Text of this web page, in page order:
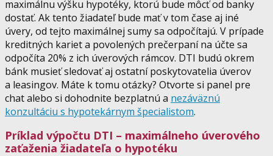
maximálnu výšku hypotéky, ktorú bude môcť od banky
dostať. Ak tento žiadateľ bude mať v tom čase aj iné
úvery, od tejto maximálnej sumy sa odpočítajú. V prípade
kreditných kariet a povolených prečerpaní na účte sa
odpočíta 20% z ich úverových rámcov. DTI budú okrem
bánk musieť sledovať aj ostatní poskytovatelia úverov
a leasingov. Máte k tomu otázky? Otvorte si panel pre
chat alebo si dohodnite bezplatnú a nezáväznú
konzultáciu s hypotekárnym špecialistom.
Príklad výpočtu DTI – maximálneho úverového
zaťaženia žiadateľa o hypotéku